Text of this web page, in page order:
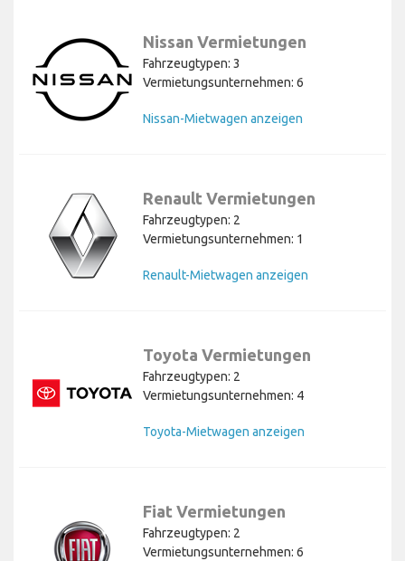
Nissan Vermietungen
Fahrzeugtypen: 3
Vermietungsunternehmen: 6
Nissan-Mietwagen anzeigen
Renault Vermietungen
Fahrzeugtypen: 2
Vermietungsunternehmen: 1
Renault-Mietwagen anzeigen
Toyota Vermietungen
Fahrzeugtypen: 2
Vermietungsunternehmen: 4
Toyota-Mietwagen anzeigen
Fiat Vermietungen
Fahrzeugtypen: 2
Vermietungsunternehmen: 6